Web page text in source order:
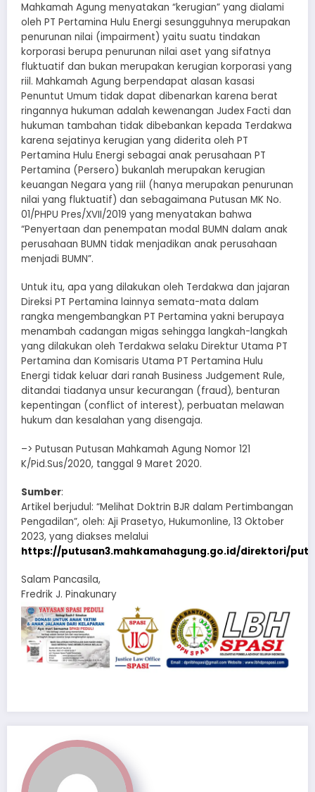
Mahkamah Agung menyatakan “kerugian” yang dialami
oleh PT Pertamina Hulu Energi sesungguhnya merupakan
penurunan nilai (impairment) yaitu suatu tindakan
korporasi berupa penurunan nilai aset yang sifatnya
fluktuatif dan bukan merupakan kerugian korporasi yang
riil. Mahkamah Agung berpendapat alasan kasasi
Penuntut Umum tidak dapat dibenarkan karena berat
ringannya hukuman adalah kewenangan Judex Facti dan
hukuman tambahan tidak dibebankan kepada Terdakwa
karena sejatinya kerugian yang diderita oleh PT
Pertamina Hulu Energi sebagai anak perusahaan PT
Pertamina (Persero) bukanlah merupakan kerugian
keuangan Negara yang riil (hanya merupakan penurunan
nilai yang fluktuatif) dan sebagaimana Putusan MK No.
01/PHPU Pres/XVII/2019 yang menyatakan bahwa
“Penyertaan dan penempatan modal BUMN dalam anak
perusahaan BUMN tidak menjadikan anak perusahaan
menjadi BUMN”.
Untuk itu, apa yang dilakukan oleh Terdakwa dan jajaran
Direksi PT Pertamina lainnya semata-mata dalam
rangka mengembangkan PT Pertamina yakni berupaya
menambah cadangan migas sehingga langkah-langkah
yang dilakukan oleh Terdakwa selaku Direktur Utama PT
Pertamina dan Komisaris Utama PT Pertamina Hulu
Energi tidak keluar dari ranah Business Judgement Rule,
ditandai tiadanya unsur kecurangan (fraud), benturan
kepentingan (conflict of interest), perbuatan melawan
hukum dan kesalahan yang disengaja.
–> Putusan Putusan Mahkamah Agung Nomor 121
K/Pid.Sus/2020, tanggal 9 Maret 2020.
Sumber:
Artikel berjudul: “Melihat Doktrin BJR dalam Pertimbangan
Pengadilan”, oleh: Aji Prasetyo, Hukumonline, 13 Oktober
2023, yang diakses melalui
https://putusan3.mahkamahagung.go.id/direktori/
Salam Pancasila,
Fredrik J. Pinakunary